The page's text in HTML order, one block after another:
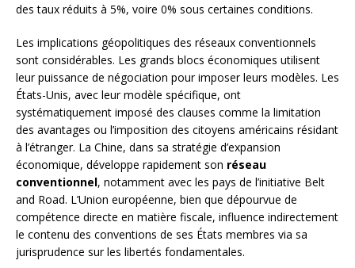
des taux réduits à 5%, voire 0% sous certaines conditions.
Les implications géopolitiques des réseaux conventionnels
sont considérables. Les grands blocs économiques utilisent
leur puissance de négociation pour imposer leurs modèles. Les
États-Unis, avec leur modèle spécifique, ont
systématiquement imposé des clauses comme la limitation
des avantages ou l’imposition des citoyens américains résidant
à l’étranger. La Chine, dans sa stratégie d’expansion
économique, développe rapidement son réseau
conventionnel, notamment avec les pays de l’initiative Belt
and Road. L’Union européenne, bien que dépourvue de
compétence directe en matière fiscale, influence indirectement
le contenu des conventions de ses États membres via sa
jurisprudence sur les libertés fondamentales.